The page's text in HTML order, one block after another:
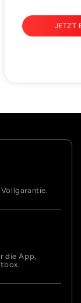
JETZT
die App,